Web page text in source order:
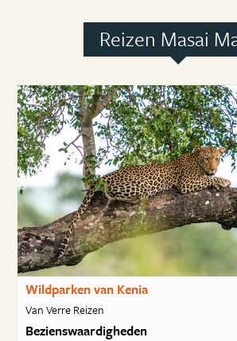
Reizen Masai
Wildparken van Kenia
Van Verre Reizen
Bezienswaardigheden